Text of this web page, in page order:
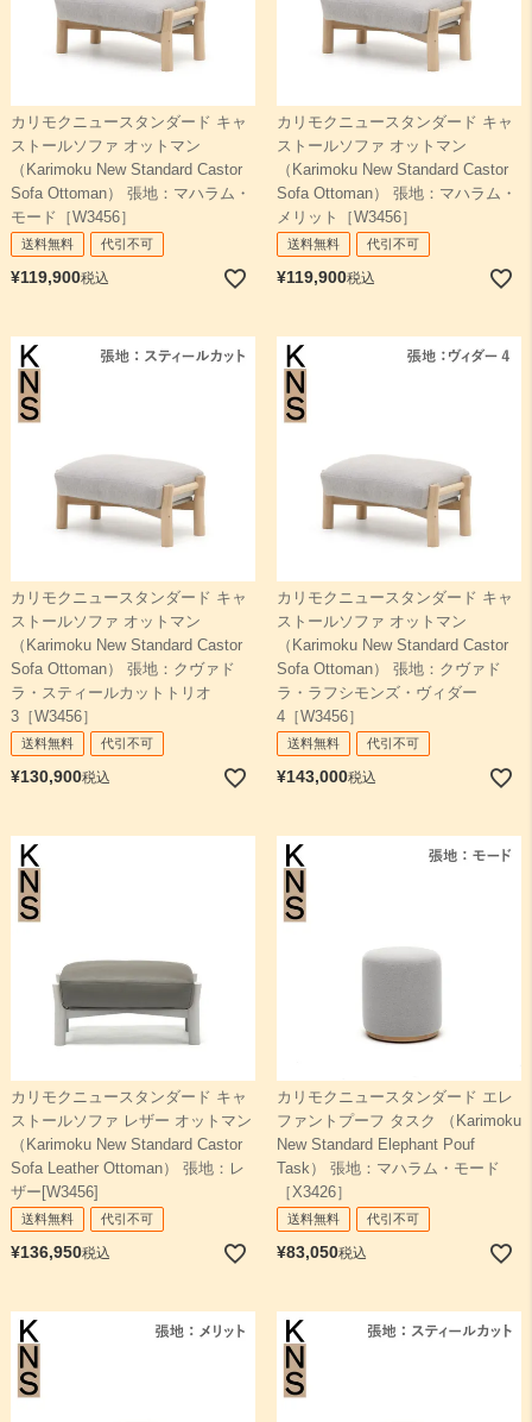
カリモクニュースタンダード キャ
ストールソファ オットマン
（Karimoku New Standard Castor
Sofa Ottoman） 張地：マハラム・
モード［W3456］
送料無料 代引不可
¥119,900税込
カリモクニュースタンダード キャ
ストールソファ オットマン
（Karimoku New Standard Castor
Sofa Ottoman） 張地：マハラム・
メリット［W3456］
送料無料 代引不可
¥119,900税込
カリモクニュースタンダード キャ
ストールソファ オットマン
（Karimoku New Standard Castor
Sofa Ottoman） 張地：クヴァド
ラ・スティールカットトリオ
3［W3456］
送料無料 代引不可
¥130,900税込
カリモクニュースタンダード キャ
ストールソファ オットマン
（Karimoku New Standard Castor
Sofa Ottoman） 張地：クヴァド
ラ・ラフシモンズ・ヴィダー
4［W3456］
送料無料 代引不可
¥143,000税込
カリモクニュースタンダード キャ
ストールソファ レザー オットマン
（Karimoku New Standard Castor
Sofa Leather Ottoman） 張地：レ
ザー[W3456]
送料無料 代引不可
¥136,950税込
カリモクニュースタンダード エレ
ファントプーフ タスク （Karimoku
New Standard Elephant Pouf
Task） 張地：マハラム・モード
［X3426］
送料無料 代引不可
¥83,050税込